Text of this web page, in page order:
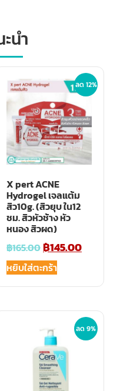
นำ
ลด 12%
X pert ACNE
Hydrogel เจลแต้ม
สิว10g. (สิวยุบ ใน12
ชม. สิวหัวช้าง หัว
หนอง สิวผด)
฿165.00฿145.00
หยิบใส่ตะกร้า
ลด 9%